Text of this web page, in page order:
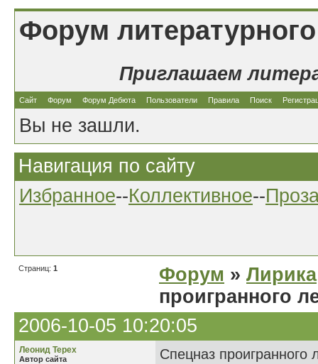
Форум
Приглашаем
Сайт Форум Форум Дебюта Пользователи Правила Поиск
Вы не зашли.
Навигация по сайту
Избранное--Коллективное--
Страниц: 1 Форум » Лирика
проигранного
2006-10-05 10:20:05
Леонид Терех
Автор сайта
Спецназ проигранного